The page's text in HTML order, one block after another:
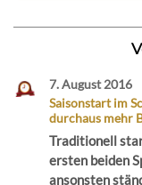
7. August 2016
Saisonstart im
durchaus mehr
Traditionell
ersten beiden
ansonsten